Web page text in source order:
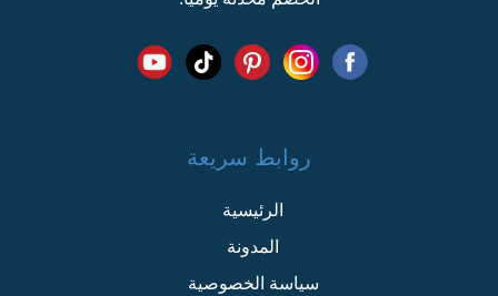
روابط سريعة
الرئيسية
المدونة
سياسة الخصوصية